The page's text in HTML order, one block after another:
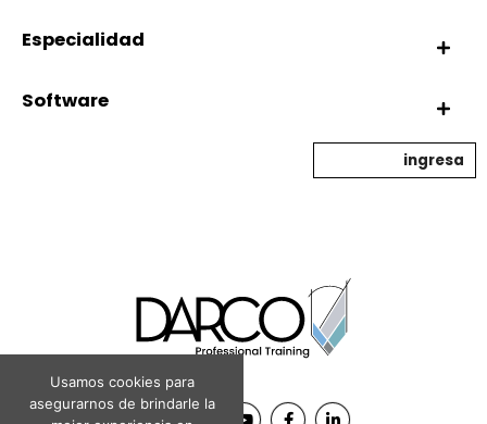
Especialidad
Software
ingresa
Usamos cookies para
asegurarnos de brindarle la